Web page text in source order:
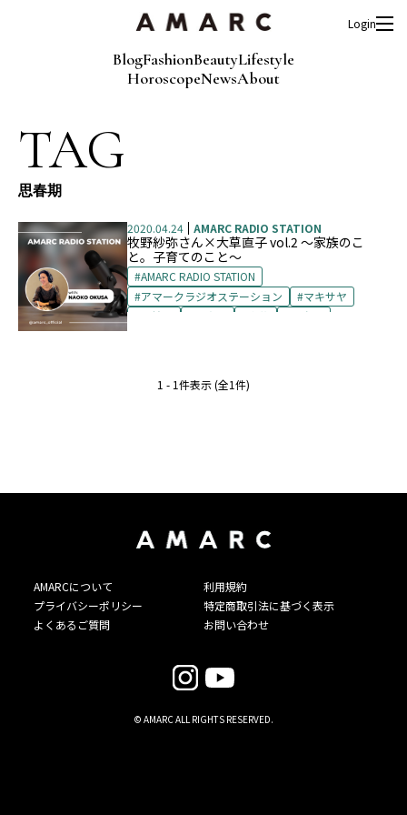
BlogFashionBeautyLifestyle
HoroscopeNewsAbout
Login
TAG
思春期
2020.04.24 AMARC RADIO STATION
牧野紗弥さん×大草直子 vol.2 〜家族のこ
と。子育てのこと〜
AMARC RADIO STATION
アマークラジオステーション
マキサヤ
反抗期
思春期
1 - 1件表示 (全1件)
AMARCについて
利用規約
プライバシーポリシー
特定商取引法に基づく表示
よくあるご質問
お問い合わせ
© AMARC ALL RIGHTS RESERVED.